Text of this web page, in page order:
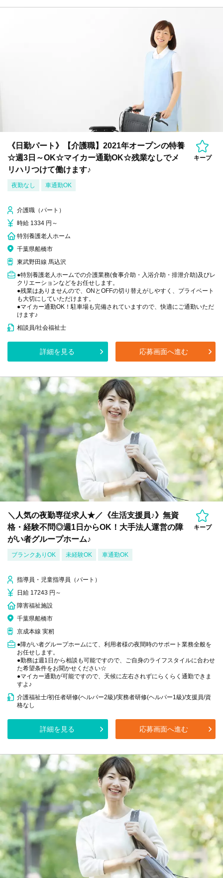
《日勤パート》【介護職】2021年オープンの特養
☆週3日～OK☆マイカー通勤OK☆残業なしでメ
リハリつけて働けます♪
キープ
夜勤なし 車通勤OK
介護職（パート）
時給 1334 円～
特別養護老人ホーム
千葉県船橋市
東武野田線 馬込沢
●特別養護老人ホームでの介護業務(食事介助・入浴介助・排泄介助)及びレ
クリエーションなどをお任せします。
●残業はありませんので、ONとOFFの切り替えがしやすく、プライベート
も大切にしていただけます。
●マイカー通勤OK！駐車場も完備されていますので、快適にご通勤いただ
けます♪
相談員/社会福祉士
詳細を見る 応募画面へ進む
＼人気の夜勤専従求人★／《生活支援員♪》無資
格・経験不問◎週1日からOK！大手法人運営の障
がい者グループホーム♪
キープ
ブランクありOK 未経験OK 車通勤OK
指導員・児童指導員（パート）
日給 17243 円～
障害福祉施設
千葉県船橋市
京成本線 実籾
●障がい者グループホームにて、利用者様の夜間時のサポート業務全般を
お任せします。
●勤務は週1日から相談も可能ですので、ご自身のライフスタイルに合わせ
た希望条件をお聞かせください☆
●マイカー通勤が可能ですので、天候に左右されずにらくらく通勤できま
すよ♪
介護福祉士/初任者研修(ヘルパー2級)/実務者研修(ヘルパー1級)/支援員/資
格なし
詳細を見る 応募画面へ進む